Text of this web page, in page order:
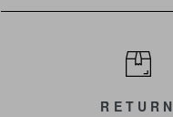
RETURN